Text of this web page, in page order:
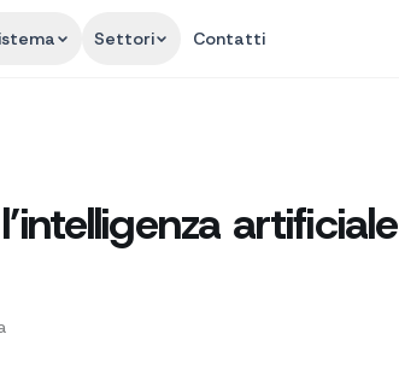
Settori Contatti
artificiale